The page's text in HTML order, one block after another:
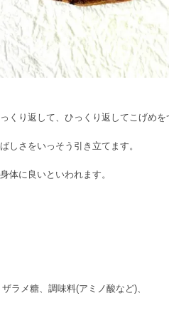
くり返して、ひっくり返してこげめを
しさをいっそう引き立てます。
体に良いといわれます。
ラメ糖、調味料(アミノ酸など)、